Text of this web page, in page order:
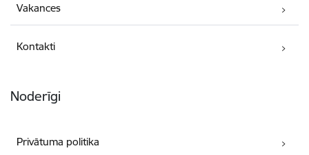
Vakances
Kontakti
Noderīgi
Privātuma politika